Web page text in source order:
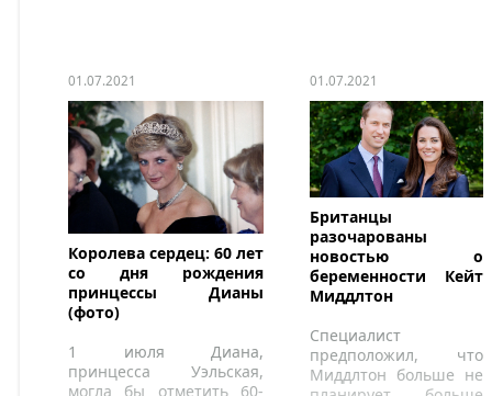
01.07.2021
Королева сердец: 60 лет
со дня рождения
принцессы Дианы
(фото)
1 июля Диана,
принцесса Уэльская,
могла бы отметить 60-
01.07.2021
Британцы
разочарованы
новостью о
беременности Кейт
Миддлтон
Специалист
предположил, что
Миддлтон больше не